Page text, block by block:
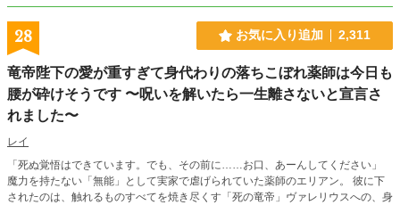
28 お気に入り追加 2,311
竜帝陛下の愛が重すぎて身代わりの落ちこぼれ薬師は今日も
腰が砕けそうです 〜呪いを解いたら一生離さないと宣言さ
れました〜
レイ
「死ぬ覚悟はできています。でも、その前に……お口、あーんしてください」
魔力を持たない「無能」として実家で虐げられていた薬師のエリアン。 彼に下
されたのは、触れるものすべてを焼き尽くす「死の竜帝」ヴァレリウスへの、身